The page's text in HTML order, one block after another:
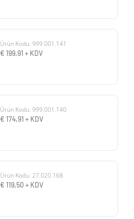
Ürün Kodu: 999.001.141
€ 199,91 + KDV
Ürün Kodu: 999.001.140
€ 174,91 + KDV
Ürün Kodu: 27.020.168
€ 119,50 + KDV